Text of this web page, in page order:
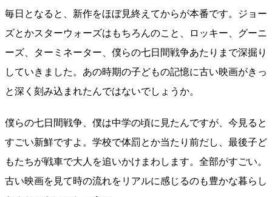
毎日となると、新作をほぼ見終えてからが本番です。ジョー
ズとかスターウォーズはもちろんのこと、ロッキー、グーニ
ーズ、ターミネーター、僕らの七日間戦争あたりまで深掘り
していきました。あの時期の子どもの記憶に古い映画がきっ
と深く刻み込まれたんではないでしょうか。
僕らの七日間戦争、僕は中学の頃に見たんですが、今見ると
すごい新鮮ですよ。学校で体罰とか当たり前だし、最後子ど
もたちが戦車で大人を追いかけまわします。全部がすごい。
古い映画を見て時の流れをリアルに感じるのも豊かな暮らし